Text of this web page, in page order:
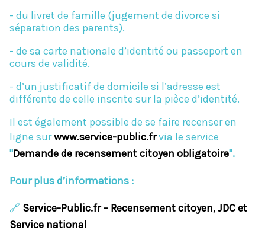
- du livret de famille (jugement de divorce si
séparation des parents).
- de sa carte nationale d’identité ou passeport en
cours de validité.
- d’un justificatif de domicile si l’adresse est
différente de celle inscrite sur la pièce d’identité.
Il est également possible de se faire recenser en
ligne surwww.service-public.frvia le service
"Demande de recensement citoyen obligatoire".
Pour plus d’informations :
🔗 Service-Public.fr – Recensement citoyen, JDC et
Service national